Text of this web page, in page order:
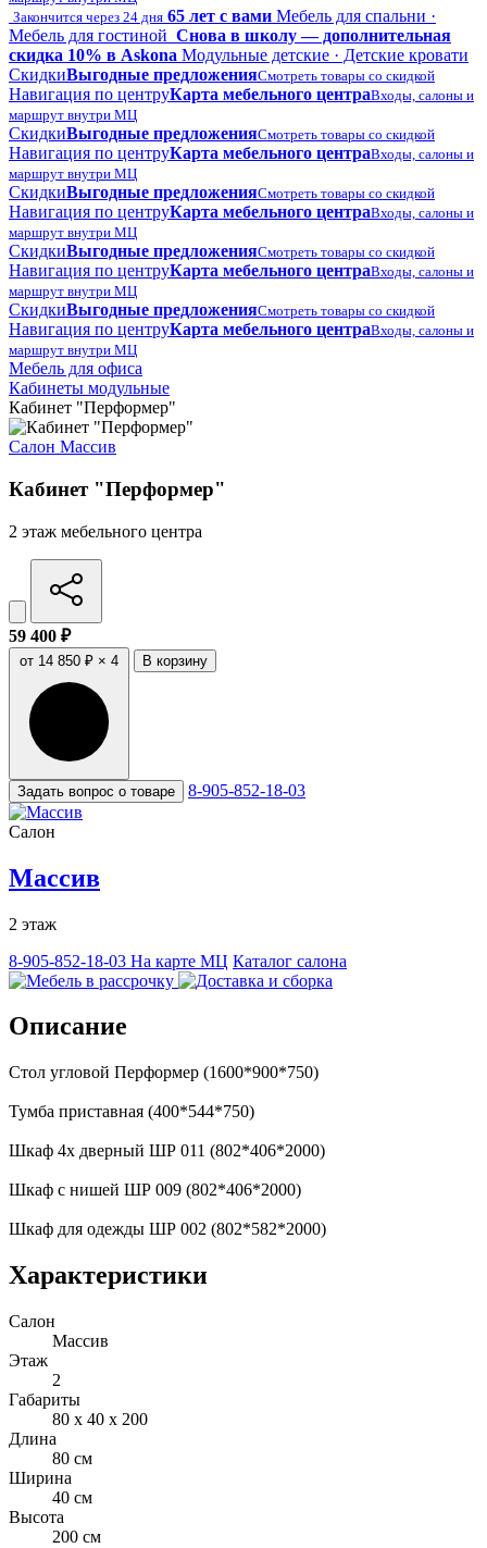
Закончится через 24 дня 65 лет с вами Мебель для спальни ·
Мебель для гостиной Снова в школу — дополнительная
скидка 10% в Askona Модульные детские · Детские кровати
СкидкиВыгодные предложенияСмотреть товары со скидкой
Навигация по центруКарта мебельного центраВходы, салоны и
маршрут внутри МЦ
СкидкиВыгодные предложенияСмотреть товары со скидкой
Навигация по центруКарта мебельного центраВходы, салоны и
маршрут внутри МЦ
СкидкиВыгодные предложенияСмотреть товары со скидкой
Навигация по центруКарта мебельного центраВходы, салоны и
маршрут внутри МЦ
СкидкиВыгодные предложенияСмотреть товары со скидкой
Навигация по центруКарта мебельного центраВходы, салоны и
маршрут внутри МЦ
СкидкиВыгодные предложенияСмотреть товары со скидкой
Навигация по центруКарта мебельного центраВходы, салоны и
маршрут внутри МЦ
Мебель для офиса
Кабинеты модульные
Кабинет "Перформер"
Салон Массив
Кабинет "Перформер"
2 этаж мебельного центра
59 400 ₽
от 14 850 ₽ × 4 В корзину
Задать вопрос о товаре 8-905-852-18-03
Салон
Массив
2 этаж
8-905-852-18-03 На карте МЦ Каталог салона
Описание
Стол угловой Перформер (1600*900*750)
Тумба приставная (400*544*750)
Шкаф 4х дверный ШР 011 (802*406*2000)
Шкаф с нишей ШР 009 (802*406*2000)
Шкаф для одежды ШР 002 (802*582*2000)
Характеристики
Салон
Массив
Этаж
2
Габариты
80 x 40 x 200
Длина
80 см
Ширина
40 см
Высота
200 см